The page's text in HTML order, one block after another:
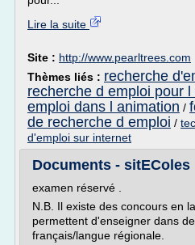
Lire la suite
Site : http://www.pearltrees.com
Thèmes liés : recherche
recherche d emploi pour l
emploi dans l animation /
de recherche d emploi /
d'emploi sur internet
Documents - sitEColes
examen réservé .
N.B. Il existe des concours en
permettent d'enseigner dans
français/langue régionale.